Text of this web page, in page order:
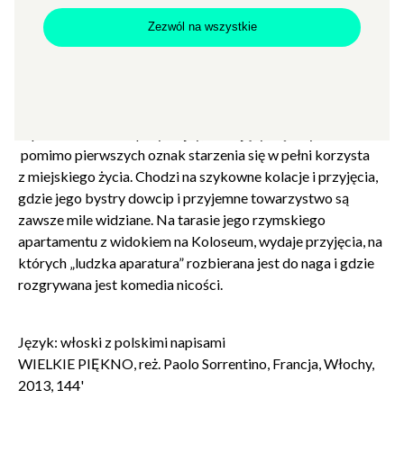
Dołącz do newslettera
POTWIERDŹ ADRES EMAIL
pomimo pierwszych oznak starzenia się w pełni korzysta
z miejskiego życia. Chodzi na szykowne kolacje i przyjęcia,
gdzie jego bystry dowcip i przyjemne towarzystwo są
zawsze mile widziane. Na tarasie jego rzymskiego
apartamentu z widokiem na Koloseum, wydaje przyjęcia, na
których „ludzka aparatura” rozbierana jest do naga i gdzie
rozgrywana jest komedia nicości.
Język: włoski z polskimi napisami
WIELKIE PIĘKNO, reż. Paolo Sorrentino, Francja, Włochy,
2013, 144'
Zezwól na wszystkie